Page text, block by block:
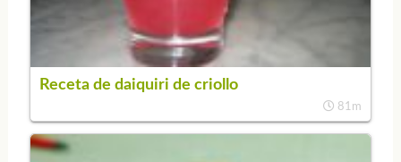
Receta de daiquiri de criollo
81m